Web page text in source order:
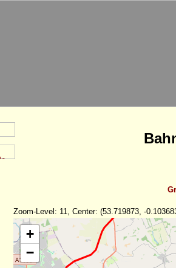
Zoom-Level: 11, Center: (53.719873, -
+
−